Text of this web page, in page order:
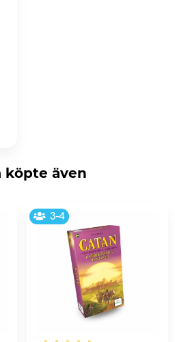
köpte även
3-4